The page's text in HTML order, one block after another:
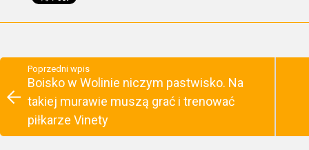
Poprzedni wpis
Boisko w Wolinie niczym pastwisko. Na
takiej murawie muszą grać i trenować
piłkarze Vinety